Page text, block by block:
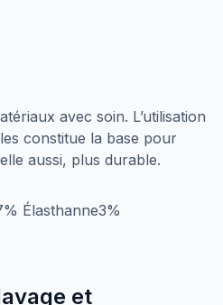
avec soin. L’utilisation
constitue la base pour
aussi, plus durable.
Élasthanne3%
et